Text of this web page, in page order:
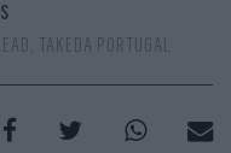
TAKEDA PORTUGAL